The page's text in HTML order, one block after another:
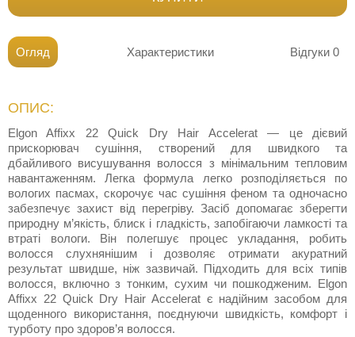
Огляд Характеристики Відгуки 0
ОПИС:
Elgon Affixx 22 Quick Dry Hair Accelerat — це дієвий
прискорювач сушіння, створений для швидкого та
дбайливого висушування волосся з мінімальним тепловим
навантаженням. Легка формула легко розподіляється по
вологих пасмах, скорочує час сушіння феном та одночасно
забезпечує захист від перегріву. Засіб допомагає зберегти
природну м’якість, блиск і гладкість, запобігаючи ламкості та
втраті вологи. Він полегшує процес укладання, робить
волосся слухнянішим і дозволяє отримати акуратний
результат швидше, ніж зазвичай. Підходить для всіх типів
волосся, включно з тонким, сухим чи пошкодженим. Elgon
Affixx 22 Quick Dry Hair Accelerat є надійним засобом для
щоденного використання, поєднуючи швидкість, комфорт і
турботу про здоров’я волосся.